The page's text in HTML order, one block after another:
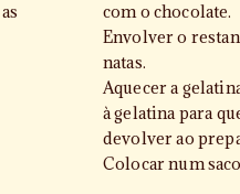
com o chocolate.
Envolver o
natas.
Aquecer a
à gelatina para
devolver ao
Colocar num